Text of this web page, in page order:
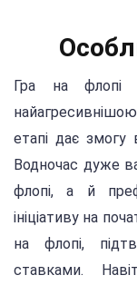
Гра на флопі
етапі дає змогу
Водночас дуже
флопі, а й
ініціативу на
на флопі,
ставками.